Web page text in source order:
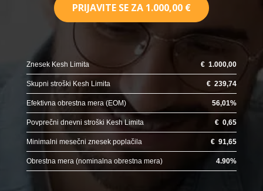
PRIJAVITE SE ZA 1.000,00 €
Znesek Kesh Limita €1.000,00
Skupni stroški Kesh Limita €239,74
Efektivna obrestna mera (EOM) 56,01%
Povprečni dnevni stroški Kesh Limita €0,65
Minimalni mesečni znesek poplačila €91,65
Obrestna mera (nominalna obrestna mera) 4.90%